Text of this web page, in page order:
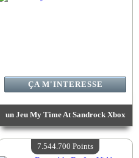
un Jeu My Time At Sandrock Xbox
Valeur :8 390 800 Points
Quantité Disponible :4
ÇA M'INTERESSE
7.544.700 Points